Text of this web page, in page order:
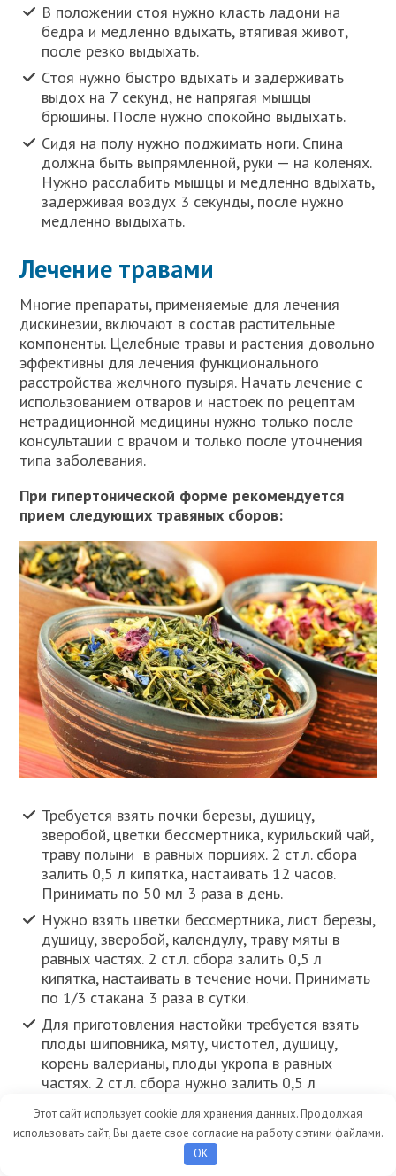
В положении стоя нужно класть ладони на
бедра и медленно вдыхать, втягивая живот,
после резко выдыхать.
Стоя нужно быстро вдыхать и задерживать
выдох на 7 секунд, не напрягая мышцы
брюшины. После нужно спокойно выдыхать.
Сидя на полу нужно поджимать ноги. Спина
должна быть выпрямленной, руки — на коленях.
Нужно расслабить мышцы и медленно вдыхать,
задерживая воздух 3 секунды, после нужно
медленно выдыхать.
Лечение травами
Многие препараты, применяемые для лечения
дискинезии, включают в состав растительные
компоненты. Целебные травы и растения довольно
эффективны для лечения функционального
расстройства желчного пузыря. Начать лечение с
использованием отваров и настоек по рецептам
нетрадиционной медицины нужно только после
консультации с врачом и только после уточнения
типа заболевания.
При гипертонической форме рекомендуется
прием следующих травяных сборов:
Требуется взять почки березы, душицу,
зверобой, цветки бессмертника, курильский чай,
траву полыни в равных порциях. 2 ст.л. сбора
залить 0,5 л кипятка, настаивать 12 часов.
Принимать по 50 мл 3 раза в день.
Нужно взять цветки бессмертника, лист березы,
душицу, зверобой, календулу, траву мяты в
равных частях. 2 ст.л. сбора залить 0,5 л
кипятка, настаивать в течение ночи. Принимать
по 1/3 стакана 3 раза в сутки.
Для приготовления настойки требуется взять
плоды шиповника, мяту, чистотел, душицу,
корень валерианы, плоды укропа в равных
частях. 2 ст.л. сбора нужно залить 0,5 л
по 1/3 стакана трижды в день.
Нужно взять цветки ромашки, цветки
календулы, шишки хмеля, плоды укропа, мяту,
Этот сайт использует cookie для хранения данных. Продолжая
использовать сайт, Вы даете свое согласие на работу с этими файлами.
OK